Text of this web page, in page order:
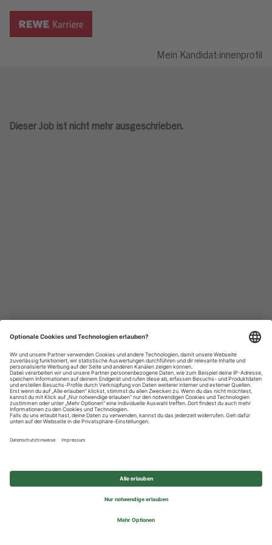
Mein Kandidat:innenprofil
Dieser Job ist nicht mehr ausgeschrieben.
Datenschutzhinweise
Impressum
Privatsphäre-Einstellungen
© 2026 REWE Group - All rights reserved